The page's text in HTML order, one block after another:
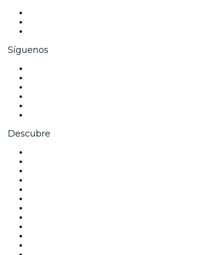
Síguenos
Descubre